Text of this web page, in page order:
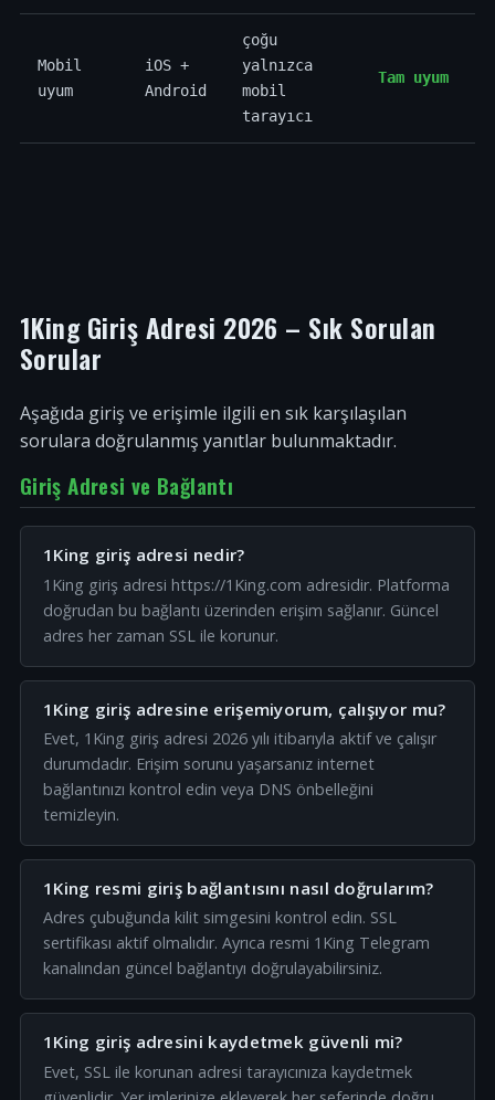
Mobil
uyum
iOS +
Android
çoğu
yalnızca
mobil
tarayıcı
Tam uyum
1King Giriş Adresi 2026 – Sık Sorulan
Sorular
Aşağıda giriş ve erişimle ilgili en sık karşılaşılan
sorulara doğrulanmış yanıtlar bulunmaktadır.
Giriş Adresi ve Bağlantı
1King giriş adresi nedir?
1King giriş adresi https://1King.com adresidir. Platforma
doğrudan bu bağlantı üzerinden erişim sağlanır. Güncel
adres her zaman SSL ile korunur.
1King giriş adresine erişemiyorum, çalışıyor mu?
Evet, 1King giriş adresi 2026 yılı itibarıyla aktif ve çalışır
durumdadır. Erişim sorunu yaşarsanız internet
bağlantınızı kontrol edin veya DNS önbelleğini
temizleyin.
1King resmi giriş bağlantısını nasıl doğrularım?
Adres çubuğunda kilit simgesini kontrol edin. SSL
sertifikası aktif olmalıdır. Ayrıca resmi 1King Telegram
kanalından güncel bağlantıyı doğrulayabilirsiniz.
1King giriş adresini kaydetmek güvenli mi?
Evet, SSL ile korunan adresi tarayıcınıza kaydetmek